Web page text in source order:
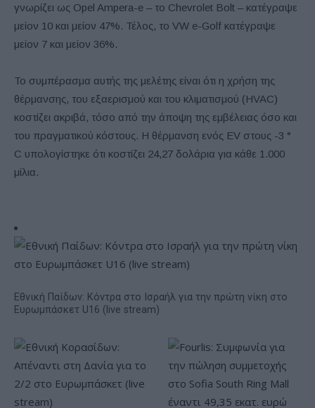
γνωρίζει ως Opel Ampera-e – το Chevrolet Bolt – κατέγραψε
μείον 10 και μείον 47%. Τέλος, το VW e-Golf κατέγραψε
μείον 7 και μείον 36%.
Το συμπέρασμα αυτής της μελέτης είναι ότι η χρήση της
θέρμανσης, του εξαερισμού και του κλιματισμού (HVAC)
κοστίζει ακριβά, τόσο από την άποψη της εμβέλειας όσο και
του πραγματικού κόστους. Η θέρμανση ενός EV στους -3 °
C υπολογίστηκε ότι κοστίζει 24,27 δολάρια για κάθε 1.000
μίλια.
Εθνική Παίδων: Κόντρα στο Ισραήλ για την πρώτη νίκη στο
Ευρωμπάσκετ U16 (live stream)